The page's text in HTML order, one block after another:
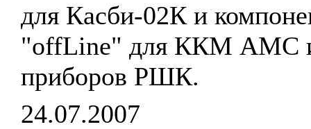
для Касби-02К и
"offLine" для ККМ АМС
приборов РШК.
24.07.2007